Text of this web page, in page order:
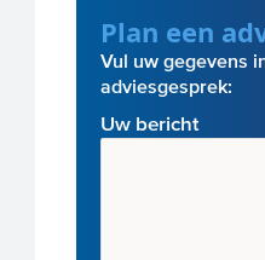
Plan een
Vul uw gegevens
adviesgesprek:
Uw bericht